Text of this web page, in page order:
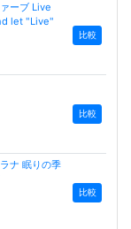
ーブ Live
let "Live"
比較
比較
ナ 眠りの季
比較